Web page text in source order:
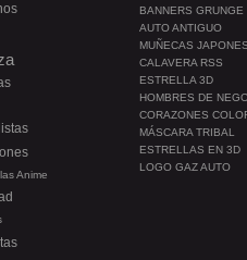
BANNERS GRUNGE
AUTO ANTIGUO
MUÑECAS
CALAVERA RSS
ESTRELLA 3D
HOMBRES DE
CORAZONES
MÁSCARA TRIBAL
ESTRELLAS EN 3D
LOGO GAZ AUTO
Anime